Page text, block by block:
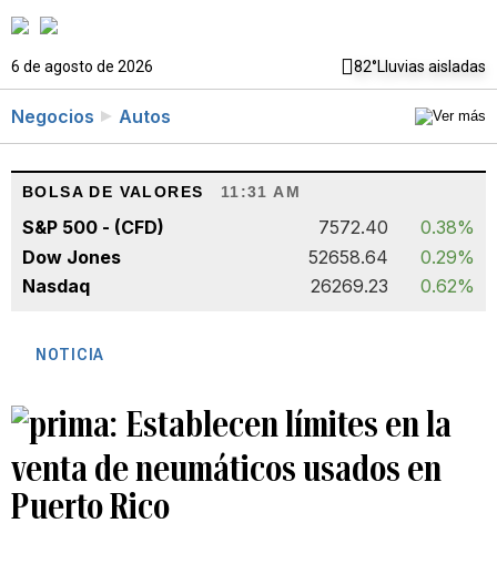
6 de agosto de 2026 82°Lluvias aisladas
Negocios Autos
BOLSA DE VALORES 11:31 AM
S&P 500 - (CFD) 7572.40
0.38%
Dow Jones
52658.64
0.29%
Nasdaq
26269.23 0.62%
NOTICIA
Establecen límites en la
venta de neumáticos usados en
Puerto Rico